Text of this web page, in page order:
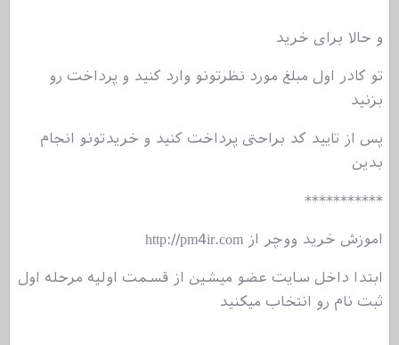
و حالا برای خرید
تو کادر اول مبلغ مورد نظرتونو وارد کنید و پرداخت رو
بزنید
پس از تایید کد براحتی پرداخت کنید و خریدتونو انجام
بدین
***********
اموزش خرید ووچر از http://pm4ir.com
ابتدا داخل سایت عضو میشین از قسمت اولیه مرحله اول
ثبت نام رو انتخاب میکنید